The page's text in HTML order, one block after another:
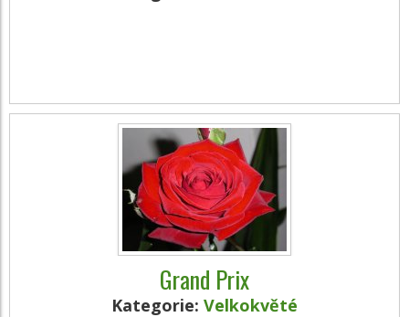
Grand Prix
Kategorie: Velkokvěté